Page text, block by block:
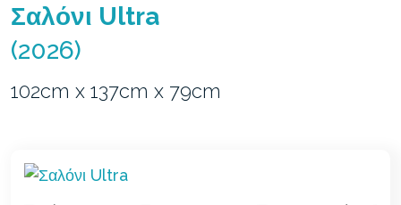
Σαλόνι Ultra
(2026)
102cm x 137cm x 79cm